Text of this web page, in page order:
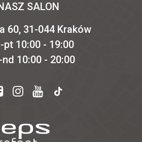
SALON
60, 31-044 Kraków
pt 10:00 - 19:00
10:00 - 20:00